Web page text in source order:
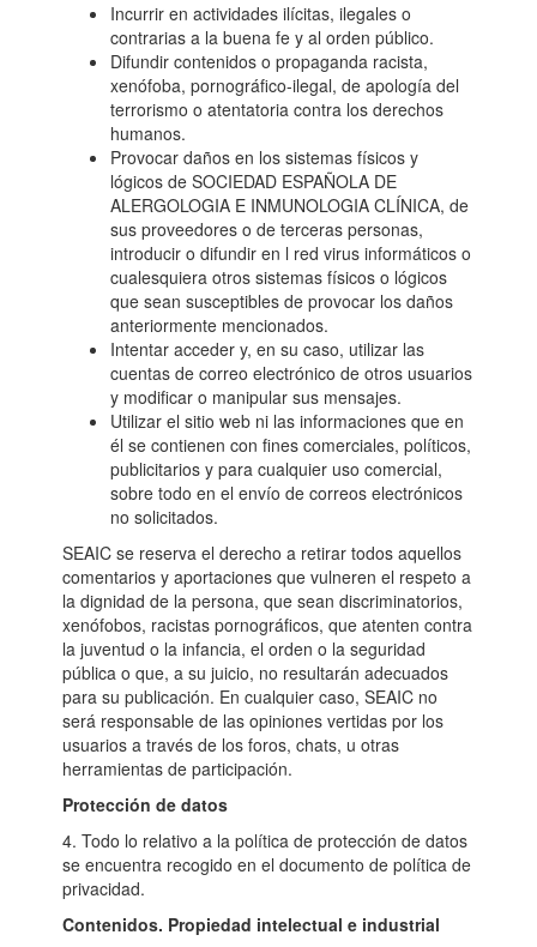
Incurrir en actividades ilícitas, ilegales o
contrarias a la buena fe y al orden público.
Difundir contenidos o propaganda racista,
xenófoba, pornográfico-ilegal, de apología del
terrorismo o atentatoria contra los derechos
humanos.
Provocar daños en los sistemas físicos y
lógicos de SOCIEDAD ESPAÑOLA DE
ALERGOLOGIA E INMUNOLOGIA CLÍNICA, de
sus proveedores o de terceras personas,
introducir o difundir en l red virus informáticos o
cualesquiera otros sistemas físicos o lógicos
que sean susceptibles de provocar los daños
anteriormente mencionados.
Intentar acceder y, en su caso, utilizar las
cuentas de correo electrónico de otros usuarios
y modificar o manipular sus mensajes.
Utilizar el sitio web ni las informaciones que en
él se contienen con fines comerciales, políticos,
publicitarios y para cualquier uso comercial,
sobre todo en el envío de correos electrónicos
no solicitados.
SEAIC se reserva el derecho a retirar todos aquellos
comentarios y aportaciones que vulneren el respeto a
la dignidad de la persona, que sean discriminatorios,
xenófobos, racistas pornográficos, que atenten contra
la juventud o la infancia, el orden o la seguridad
pública o que, a su juicio, no resultarán adecuados
para su publicación. En cualquier caso, SEAIC no
será responsable de las opiniones vertidas por los
usuarios a través de los foros, chats, u otras
herramientas de participación.
Protección de datos
4. Todo lo relativo a la política de protección de datos
se encuentra recogido en el documento de política de
privacidad.
Contenidos. Propiedad intelectual e industrial